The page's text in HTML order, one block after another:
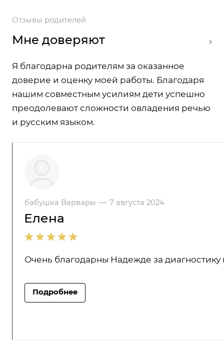
Отзывы родителей
Мне доверяют
Я благодарна родителям за оказанное
доверие и оценку моей работы. Благодаря
нашим совместным усилиям дети успешно
преодолевают сложности овладения речью
и русским языком.
бабушка Варвары — 7 августа 2024
Елена
Очень благодарны Надежде за
Подробнее